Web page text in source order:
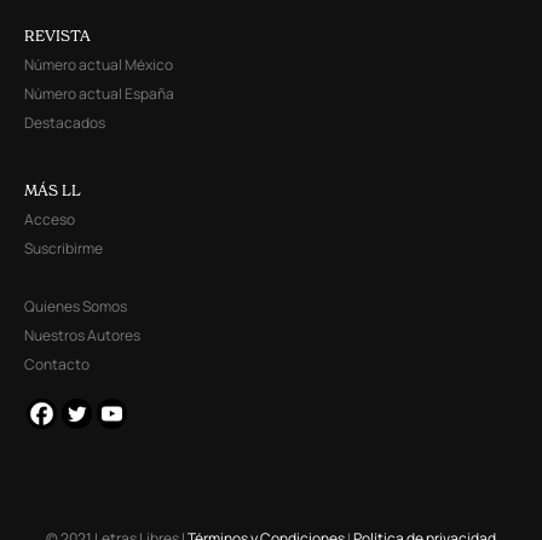
REVISTA
Número actual México
Número actual España
Destacados
MÁS LL
Acceso
Suscribirme
Quienes Somos
Nuestros Autores
Contacto